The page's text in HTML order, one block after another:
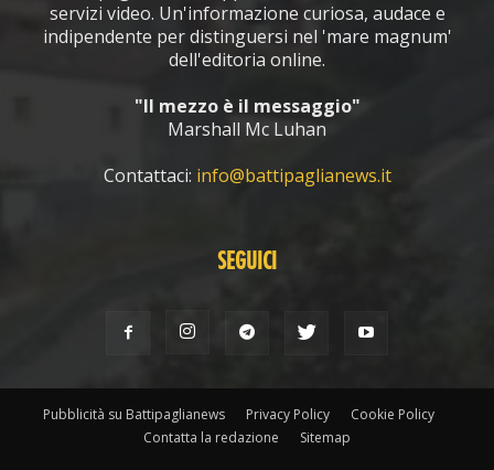
servizi video. Un'informazione curiosa, audace e
indipendente per distinguersi nel 'mare magnum'
dell'editoria online.
"Il mezzo è il messaggio"
Marshall Mc Luhan
Contattaci: info@battipaglianews.it
SEGUICI
Pubblicità su Battipaglianews Privacy Policy
Cookie Policy
Contatta la redazione
Sitemap